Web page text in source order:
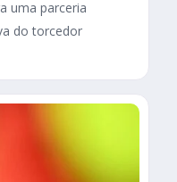
uma parceria
do torcedor